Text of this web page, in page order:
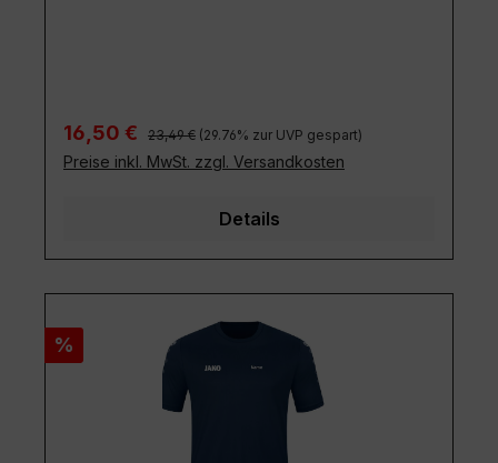
Verkaufspreis:
16,50 € Regulärer Preis:
23,49 € (29.76% zur UVP gespart)
Preise inkl. MwSt. zzgl. Versandkosten
Details
Rabatt
%